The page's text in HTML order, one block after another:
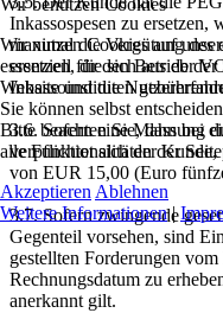
Inkassospesen zu
maximal die Vergütung des
ersetzen, die sich aus der
Inkassoinstituten
3.6. Sofern eine Mahnung
verpflichtet sich der
von EUR 15,00 (Euro
3.7. Sofern zwingende
Gegenteil vorsehen, sind
gestellten Forderungen
Rechnungsdatum zu
anerkannt gilt.
Wir nutzen Cookies auf
essenziell für den Betrieb
Website und die
Sie können selbst
Bitte beachten Sie, dass bei
alle Funktionalitäten der
Akzeptieren Ablehnen
Weitere Informationen|